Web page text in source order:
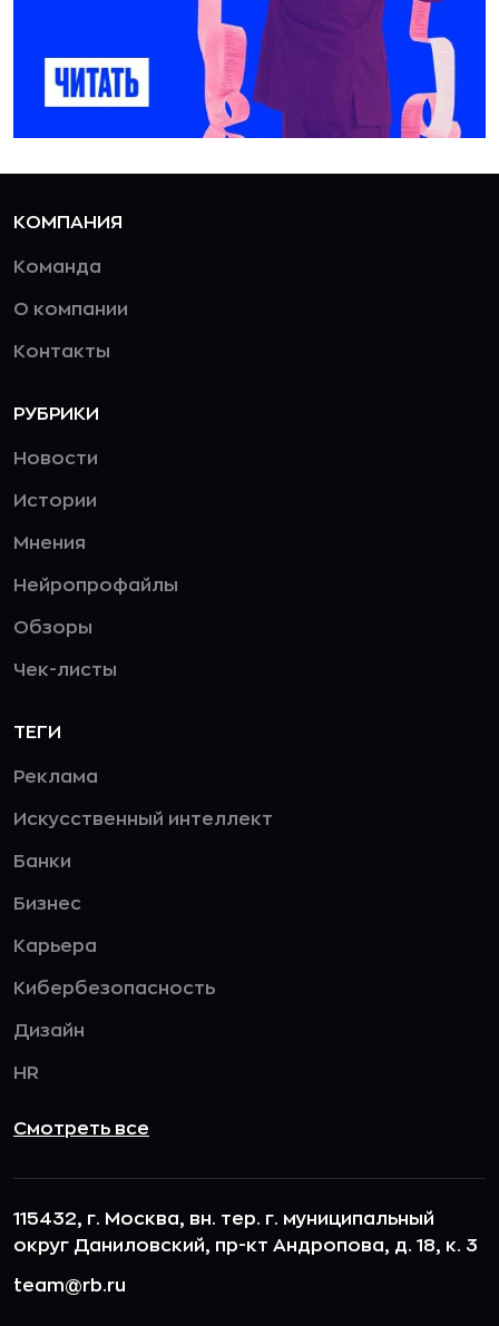
КОМПАНИЯ
Команда
О компании
Контакты
РУБРИКИ
Новости
Истории
Мнения
Нейропрофайлы
Обзоры
Чек-листы
ТЕГИ
Реклама
Искусственный интеллект
Банки
Бизнес
Карьера
Кибербезопасность
Дизайн
HR
Смотреть все
115432, г. Москва, вн. тер. г. муниципальный
округ Даниловский, пр-кт Андропова, д. 18, к. 3
team@rb.ru